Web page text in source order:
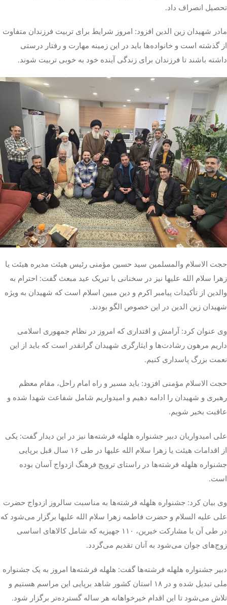
تحصیل انصراف داد.
مادر شهیدان زین الدین افزود: امروز شرایط برای تربیت فرزندان متفاوت
از گذشته است و خانواده‌ها باید در این زمینه مهارت و رفتار درستی
داشته باشند تا فرزندان برای زندگی آینده خود به خوبی تربیت شوند.
حجت الاسلام والمسلمین سید حسین مؤمنی رئیس هیئت مدیره هیئت یا
زهرا سلام الله علیها نیز در سخنانی با تبریک عید مبعث گفت: احترام به
والدین از تأکیدات پیامبر اکرم و دین مبین اسلام است که شهیدان به ویژه
شهیدان زین الدین در این خصوص الگو بودند.
وی عنوان کرد: آرامش و اقتداری که امروز در نظام جمهوری اسلامی
داریم مرهون رشادت‌ها و ایثارگری شهیدان گرانقدر است که باید از این
نعمت بزرگ پاسداری کنیم.
حجت الاسلام مؤمنی افزود: باید مسیر و راه امام راحل، مقام معظم
رهبری و شهیدان را ادامه دهیم و امیدواریم شامل شفاعت شهدا شده و
عاقبت بخیر شویم.
علی امیدواریان دبیر جشنواره هلهله فرشته‌ها نیز در این دیدار گفت: یکی
از اقدامات هیئت یا زهرا سلام الله علیها در طی ۱۶ سال قبل برپایی
جشنواره هلهله فرشته‌ها در راستای ترویج فرهنگ ازدواج آسان بوده
است.
وی بیان کرد: جشنواره هلهله فرشته‌ها به مناسبت سالروز ازدواج حضرت
علی علیه السلام و حضرت فاطمه زهرا سلام الله علیها برگزار می‌شود که
در طی آن با مشارکت خیرین، ۱۱۰ جهیزیه که شامل کالاهای اساسی
زوج‌های جوان می‌شود به آنان تقدیم می‌گردد.
دبیر جشنواره هلهله فرشته‌ها گفت: هلهله فرشته‌ها امروز به یک جشنواره
ملی تبدیل شده و در ۱۸ استان کشور شاهد برپایی این مراسم هستیم و
تلاش می‌شود تا این اقدام خیرخواهانه هر ساله گسترده‌تر برگزار شود.